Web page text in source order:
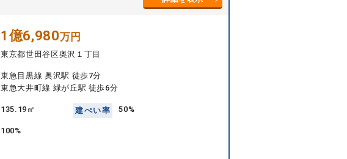
1億6,980万円
東京都世田谷区奥沢１丁目
東急目黒線 奥沢駅 徒歩7分
東急大井町線 緑が丘駅 徒歩6分
135.19㎡ 建ぺい率 50%
100%